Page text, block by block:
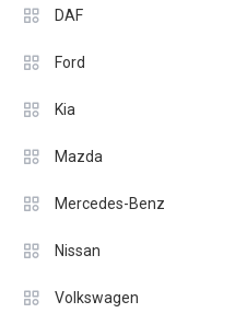
DAF
Ford
Kia
Mazda
Mercedes-Benz
Nissan
Volkswagen